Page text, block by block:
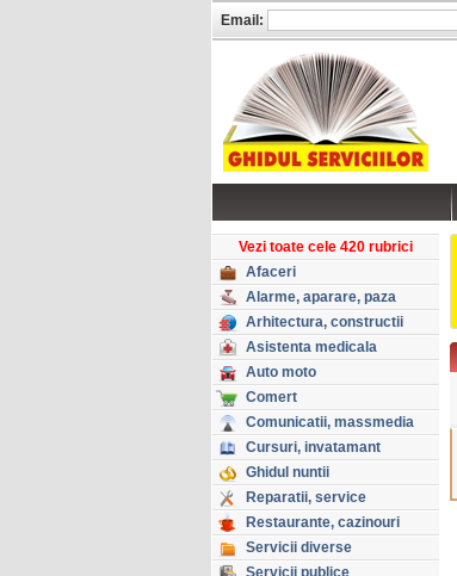
Vezi toate cele 420 rubrici
Afaceri
Alarme, aparare, paza
Arhitectura, constructii
Asistenta medicala
Auto moto
Comert
Comunicatii, massmedia
Cursuri, invatamant
Ghidul nuntii
Reparatii, service
Restaurante, cazinouri
Servicii diverse
Servicii publice
Email: